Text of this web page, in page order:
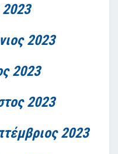
2023
2023
2023
2023